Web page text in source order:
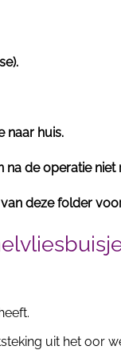
naar huis.
na de operatie niet
deze folder
uit het oor